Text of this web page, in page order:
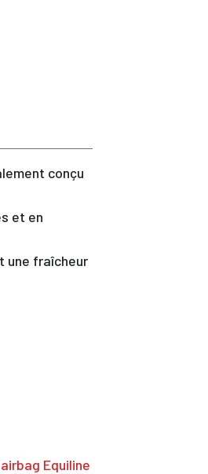
conçu
et en
une fraîcheur
Equiline